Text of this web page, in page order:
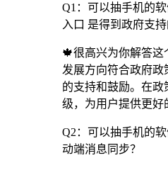
Q1：可以抽手机的
入口 是得到政府支持
🍁很高兴为你解答
发展方向符合政府政
的支持和鼓励。在
级，为用户提供更好
Q2：可以抽手机的
动端消息同步？